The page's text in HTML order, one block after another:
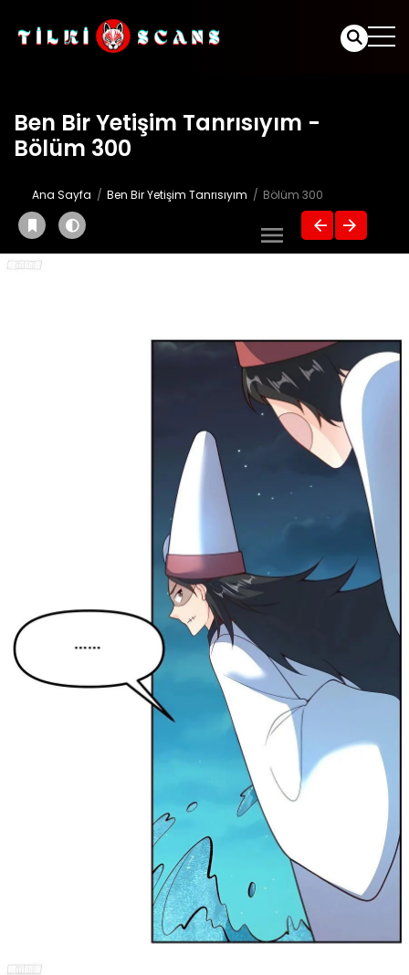
Ben Bir Yetişim Tanrısıyım -
Bölüm 300
Ana Sayfa Ben Bir Yetişim Tanrısıyım Bölüm 300